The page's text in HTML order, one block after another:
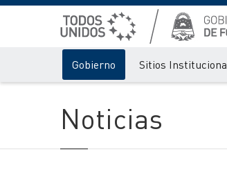
Gobierno Sitios
Noticias